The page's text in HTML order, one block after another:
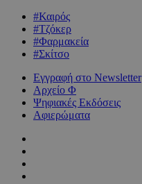
#Καιρός
#Τζόκερ
#Φαρμακεία
#Σκίτσο
Εγγραφή στο Newsletter
Αρχείο Φ
Ψηφιακές Εκδόσεις
Αφιερώματα